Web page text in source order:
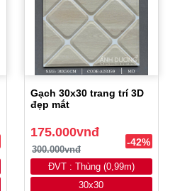
Gạch 30x30 trang trí 3D
đẹp mắt
175.000vnđ
300.000vnđ
-42%
ĐVT : Thùng (0,99m)
30x30